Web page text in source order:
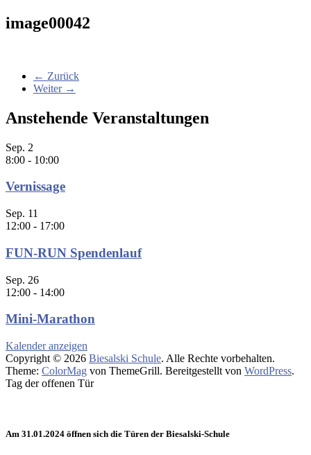
image00042
← Zurück
Weiter →
Anstehende Veranstaltungen
Sep. 2
8:00 - 10:00
Vernissage
Sep. 11
12:00 - 17:00
FUN-RUN Spendenlauf
Sep. 26
12:00 - 14:00
Mini-Marathon
Kalender anzeigen
Copyright © 2026 Biesalski Schule. Alle Rechte vorbehalten.
Theme: ColorMag von ThemeGrill. Bereitgestellt von WordPress.
Tag der offenen Tür
Am 31.01.2024 öffnen sich die Türen der Biesalski-Schule